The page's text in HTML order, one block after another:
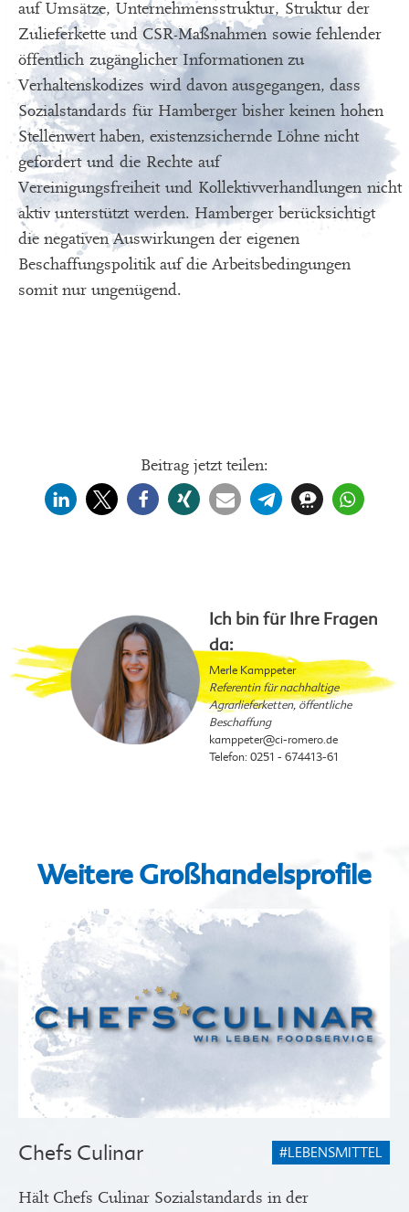
auf Umsätze, Unternehmensstruktur, Struktur der
Zulieferkette und CSR-Maßnahmen sowie fehlender
öffentlich zugänglicher Informationen zu
Verhaltenskodizes wird davon ausgegangen, dass
Sozialstandards für Hamberger bisher keinen hohen
Stellenwert haben, existenzsichernde Löhne nicht
gefordertund die Rechte auf
Vereinigungsfreiheitund Kollektivverhandlungen nicht
aktiv unterstützt werden. Hamberger berücksichtigt
die negativen Auswirkungen der eigenen
Beschaffungspolitik auf die Arbeitsbedingungen
somit nur ungenügend.
Beitrag jetzt teilen:
Ich bin für Ihre Fragen
da:
Merle Kamppeter
Referentin für nachhaltige
Agrarlieferketten, öffentliche
Beschaffung
kamppeter@ci-romero.de
Telefon: 0251 - 674413-61
Weitere Großhandelsprofile
#LEBENSMITTEL
Chefs Culinar
Hält Chefs Culinar Sozialstandards in der